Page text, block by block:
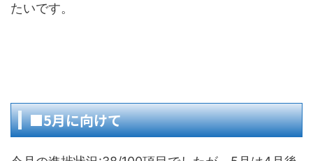
たいです。
■5月に向けて